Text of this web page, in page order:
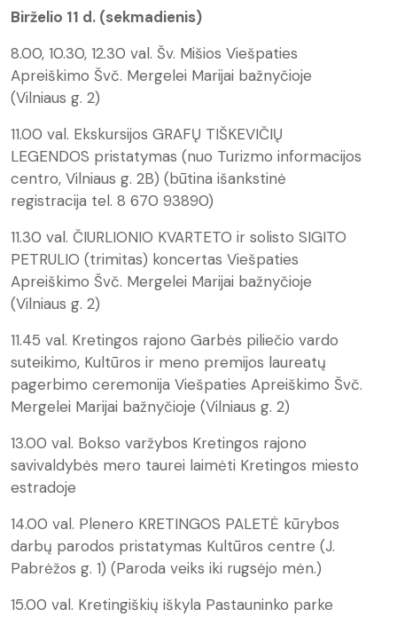
Birželio 11 d. (sekmadienis)
8.00, 10.30, 12.30 val. Šv. Mišios Viešpaties
Apreiškimo Švč. Mergelei Marijai bažnyčioje
(Vilniaus g. 2)
11.00 val. Ekskursijos GRAFŲ TIŠKEVIČIŲ
LEGENDOS pristatymas (nuo Turizmo informacijos
centro, Vilniaus g. 2B) (būtina išankstinė
registracija tel. 8 670 93890)
11.30 val. ČIURLIONIO KVARTETO ir solisto SIGITO
PETRULIO (trimitas) koncertas Viešpaties
Apreiškimo Švč. Mergelei Marijai bažnyčioje
(Vilniaus g. 2)
11.45 val. Kretingos rajono Garbės piliečio vardo
suteikimo, Kultūros ir meno premijos laureatų
pagerbimo ceremonija Viešpaties Apreiškimo Švč.
Mergelei Marijai bažnyčioje (Vilniaus g. 2)
13.00 val. Bokso varžybos Kretingos rajono
savivaldybės mero taurei laimėti Kretingos miesto
estradoje
14.00 val. Plenero KRETINGOS PALETĖ kūrybos
darbų parodos pristatymas Kultūros centre (J.
Pabrėžos g. 1) (Paroda veiks iki rugsėjo mėn.)
15.00 val. Kretingiškių iškyla Pastauninko parke